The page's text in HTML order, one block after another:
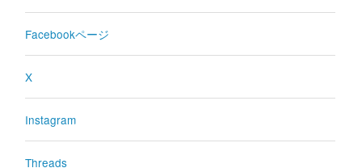
Facebookページ
X
Instagram
Threads